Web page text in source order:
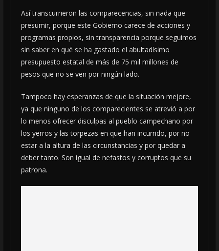
Así transcurrieron las comparecencias, sin nada que
presumir, porque este Gobierno carece de acciones y
programas propios, sin transparencia porque seguimos
sin saber en qué se ha gastado el abultadísimo
presupuesto estatal de más de 75 mil millones de
pesos que no se ven por ningún lado.
Tampoco hay esperanzas de que la situación mejore,
ya que ninguno de los comparecientes se atrevió a por
lo menos ofrecer disculpas al pueblo campechano por
los yerros y las torpezas en que han incurrido, por no
estar a la altura de las circunstancias y por quedar a
deber tanto. Son igual de nefastos y corruptos que su
patrona.